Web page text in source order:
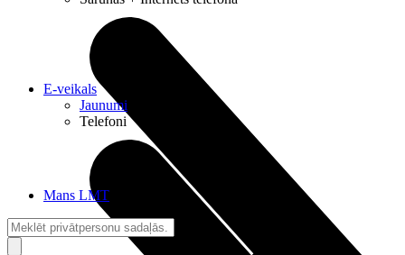
E-veikals
Jaunumi
Telefoni
Mans LMT